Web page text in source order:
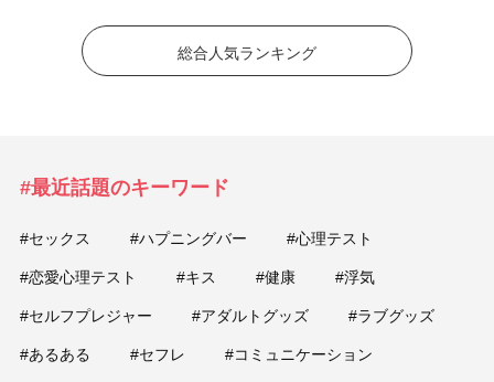
総合人気ランキング
#最近話題のキーワード
#セックス #ハプニングバー #心理テスト
#恋愛心理テスト #キス #健康 #浮気
#セルフプレジャー #アダルトグッズ #ラブグッズ
#あるある #セフレ #コミュニケーション